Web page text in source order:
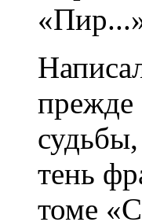
прежде
тень
томе